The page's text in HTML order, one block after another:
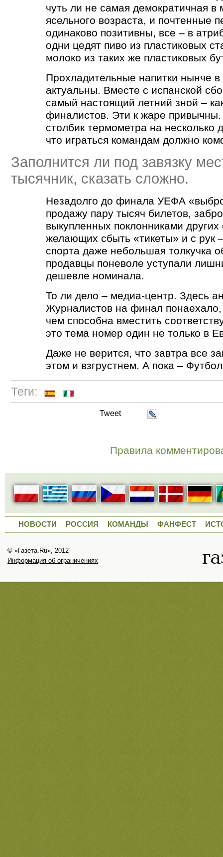
чуть ли не самая демократичная в
ясельного возраста, и почтенные
одинаково позитивны, все – в
одни цедят пиво из пластиковых
молоко из таких же пластиковых
Прохладительные напитки нынче
актуальны. Вместе с испанской
самый настоящий летний зной –
финалистов. Эти к жаре привычны.
столбик термометра на несколько
что играться командам должно
Заполнится ли под завязку
тысячник, сказать сложно.
Незадолго до финала УЕФА «
продажу пару тысяч билетов,
выкупленных поклонниками
желающих сбыть «тикеты» и с рук
спорта даже небольшая толкучка
продавцы поневоле уступали
дешевле номинала.
То ли дело – медиа-центр. Здесь
Журналистов на финал
чем способна вместить
это тема номер один не только в
Даже не верится, что завтра все
этом и взгрустнем. А пока –
Теги:
Tweet
Правила
НОВОСТИ РОССИЯ КОМАНДЫ ФАНФЕСТ
© «Газета.Ru», 2012
Информация об ограничениях